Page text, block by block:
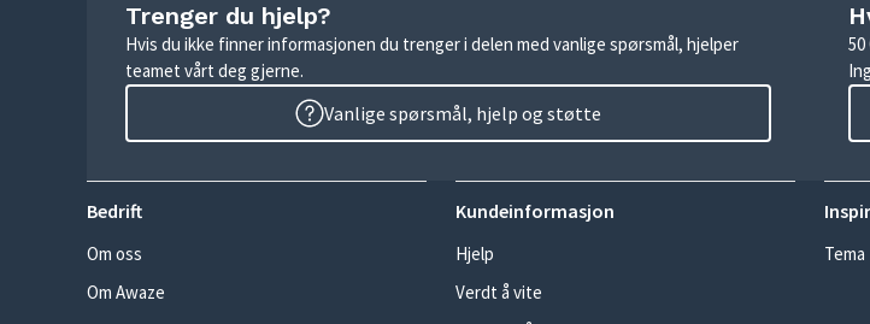
Trenger du hjelp?
Hvis du ikke finner informasjonen du trenger i delen med vanlige spørsmål, hjelper
teamet vårt deg gjerne.
Vanlige spørsmål, hjelp og støtte
Bedrift
Om oss
Om Awaze
Kundeinformasjon
Hjelp
Verdt å vite
Tema